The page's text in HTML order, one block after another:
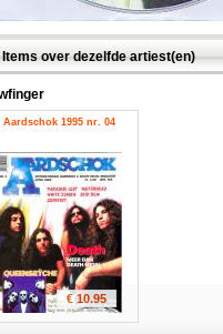
Items over dezelfde artiest(en)
Aardschok 1995 nr. 04
€ 10.95